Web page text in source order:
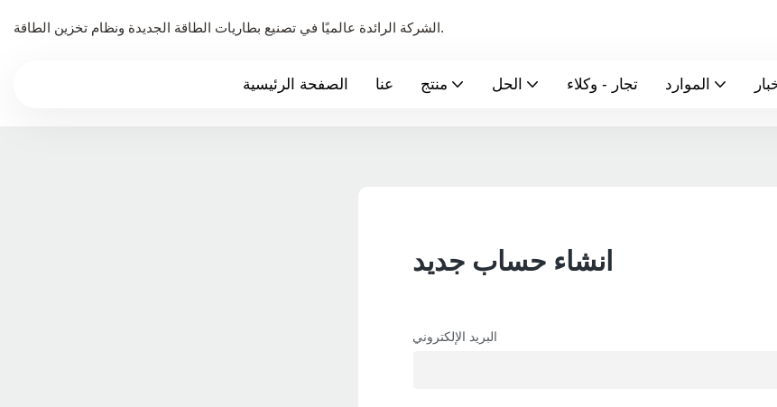
الشركة الرائدة عالميًا في تصنيع بطاريات الطاقة الجديدة ونظام تخزين الطاقة.
الصفحة الرئيسية عنا منتج الحل تجار - وكلاء الموارد
انشاء حساب جديد
البريد الإلكتروني